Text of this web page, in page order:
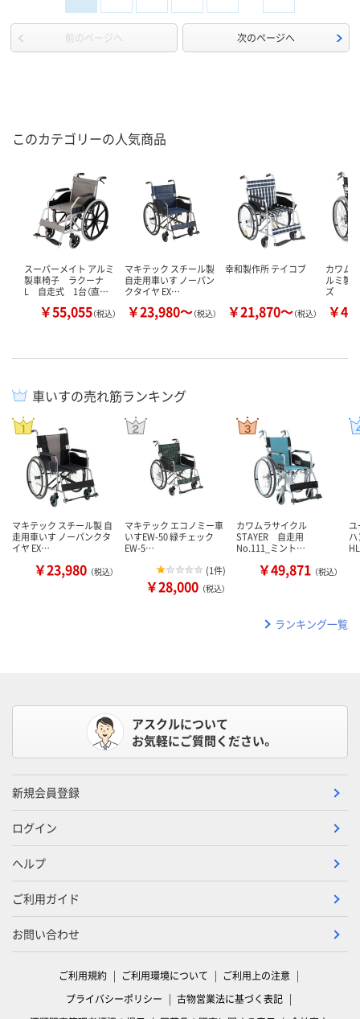
前のページへ 次のページへ
このカテゴリーの人気商品
スーパーメイト アルミ
製車椅子 ラクーナ
L 自走式 1台（直…
￥55,055（税込）
マキテック スチール製
自走用車いす ノーパン
クタイヤ EX…
￥23,980～（税込）
幸和製作所 テイコブ
￥21,870～（税込）
カワム
ルミ製
ズ
￥
車いすの売れ筋ランキング
マキテック スチール製 自
走用車いす ノーパンクタ
イヤ EX…
￥23,980 （税込）
マキテック エコノミー車
いすEW-50 緑チェック
EW-5…
(1件)
￥28,000 （税込）
カワムラサイクル
STAYER 自走用
No.111_ミント…
￥49,871 （税込）
ユ
ランキング一覧
アスクルについて
お気軽にご質問ください。
新規会員登録
ログイン
ヘルプ
ご利用ガイド
お問い合わせ
ご利用規約 ご利用環境について
ご利用上の注意
プライバシーポリシー
古物営業法に基づく表記